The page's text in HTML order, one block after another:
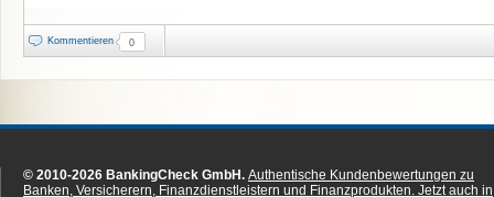
Kommentieren 0
© 2010-2026 BankingCheck GmbH. Authentische Kundenbewertungen zu
Banken, Versicherern, Finanzdienstleistern und Finanzprodukten. Jetzt auch in